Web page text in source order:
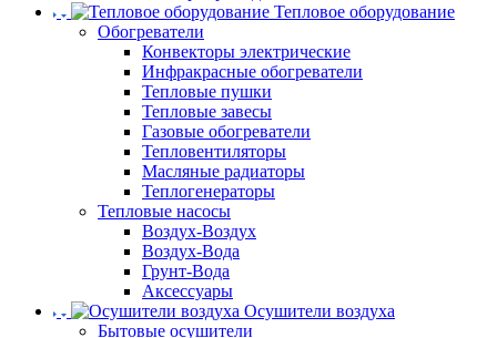
Тепловое оборудование
Обогреватели
Конвекторы электрические
Инфракрасные обогреватели
Тепловые пушки
Тепловые завесы
Газовые обогреватели
Тепловентиляторы
Масляные радиаторы
Теплогенераторы
Тепловые насосы
Воздух-Воздух
Воздух-Вода
Грунт-Вода
Аксессуары
Осушители воздуха
Бытовые осушители